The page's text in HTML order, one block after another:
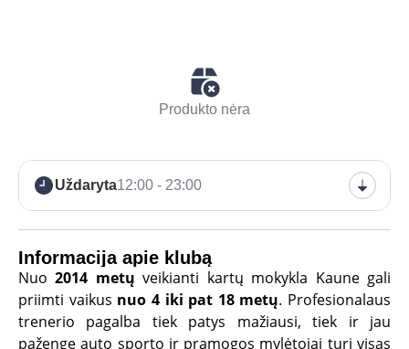
Informacija apie klubą
Nuo2014 metų veikianti kartų mokykla Kaune gali
priimti vaikus nuo 4 iki pat 18 metų. Profesionalaus
trenerio pagalba tiek patys mažiausi, tiek ir jau
pažengę auto sporto ir pramogos mylėtojai turi visas
Produkto nėra
Uždaryta12:00 - 23:00